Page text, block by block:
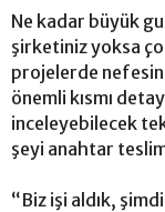
Ne kadar büyük
şirketiniz yoksa
projelerde
önemli kısmı
inceleyebilecek
şeyi anahtar
“Biz işi aldık,